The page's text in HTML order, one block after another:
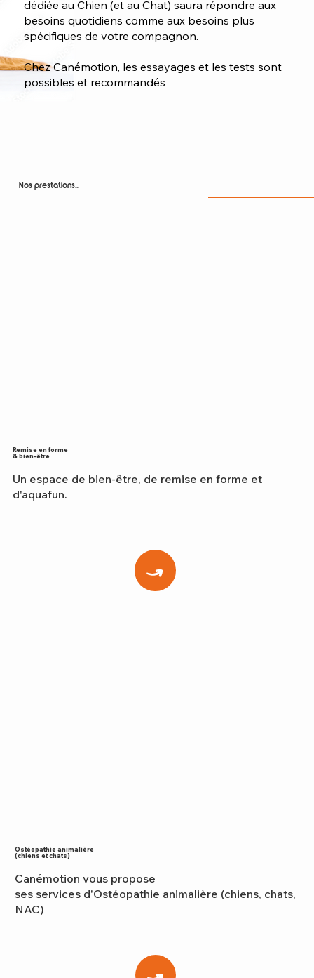
Ostéopathie animalière
(chiens et chats)
Canémotion vous propose
ses services d'Ostéopathie animalière (chiens, chats,
NAC)
Remise en forme
& bien-être
Un espace de bien-être, de remise en forme et
d'aquafun.
Nos prestations...
dédiée au Chien (et au Chat) saura répondre aux
besoins quotidiens comme aux besoins plus
spécifiques de votre compagnon.
Chez Canémotion, les essayages et les tests sont
possibles et recommandés